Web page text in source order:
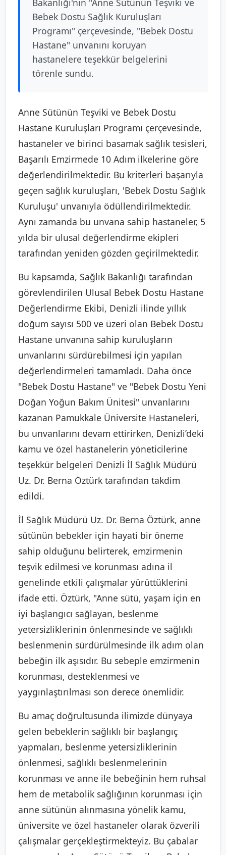
Bebek Dostu Sağlık Kuruluşları
Programı" çerçevesinde, "Bebek Dostu
Hastane" unvanını koruyan
hastanelere teşekkür belgelerini
törenle sundu.
Anne Sütünün Teşviki ve Bebek Dostu
Hastane Kuruluşları Programı çerçevesinde,
hastaneler ve birinci basamak sağlık tesisleri,
Başarılı Emzirmede 10 Adım ilkelerine göre
değerlendirilmektedir. Bu kriterleri başarıyla
geçen sağlık kuruluşları, 'Bebek Dostu Sağlık
Kuruluşu' unvanıyla ödüllendirilmektedir.
Aynı zamanda bu unvana sahip hastaneler, 5
yılda bir ulusal değerlendirme ekipleri
tarafından yeniden gözden geçirilmektedir.
Bu kapsamda, Sağlık Bakanlığı tarafından
görevlendirilen Ulusal Bebek Dostu Hastane
Değerlendirme Ekibi, Denizli ilinde yıllık
doğum sayısı 500 ve üzeri olan Bebek Dostu
Hastane unvanına sahip kuruluşların
unvanlarını sürdürebilmesi için yapılan
değerlendirmeleri tamamladı. Daha önce
"Bebek Dostu Hastane" ve "Bebek Dostu Yeni
Doğan Yoğun Bakım Ünitesi" unvanlarını
kazanan Pamukkale Üniversite Hastaneleri,
bu unvanlarını devam ettirirken, Denizli’deki
kamu ve özel hastanelerin yöneticilerine
teşekkür belgeleri Denizli İl Sağlık Müdürü
Uz. Dr. Berna Öztürk tarafından takdim
edildi.
İl Sağlık Müdürü Uz. Dr. Berna Öztürk, anne
sütünün bebekler için hayati bir öneme
sahip olduğunu belirterek, emzirmenin
teşvik edilmesi ve korunması adına il
genelinde etkili çalışmalar yürüttüklerini
ifade etti. Öztürk, "Anne sütü, yaşam için en
iyi başlangıcı sağlayan, beslenme
yetersizliklerinin önlenmesinde ve sağlıklı
beslenmenin sürdürülmesinde ilk adım olan
bebeğin ilk aşısıdır. Bu sebeple emzirmenin
korunması, desteklenmesi ve
yaygınlaştırılması son derece önemlidir.
Bu amaç doğrultusunda ilimizde dünyaya
gelen bebeklerin sağlıklı bir başlangıç
yapmaları, beslenme yetersizliklerinin
önlenmesi, sağlıklı beslenmelerinin
korunması ve anne ile bebeğinin hem ruhsal
hem de metabolik sağlığının korunması için
anne sütünün alınmasına yönelik kamu,
üniversite ve özel hastaneler olarak özverili
çalışmalar gerçekleştirmekteyiz. Bu çabalar